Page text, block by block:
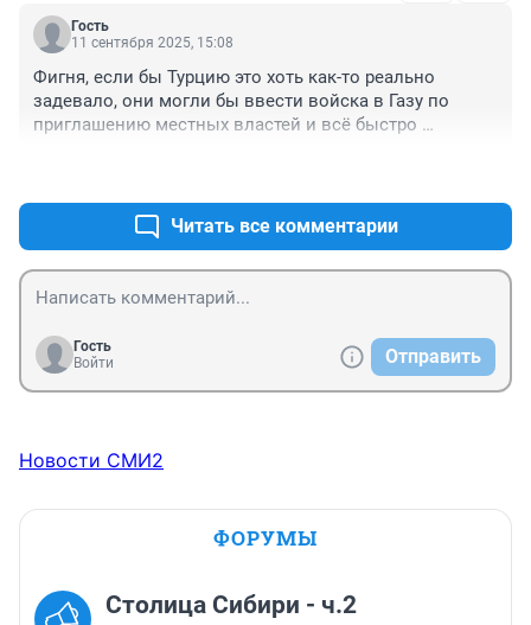
Гость
11 сентября 2025, 15:08
Фигня, если бы Турцию это хоть как-то реально
задевало, они могли бы ввести войска в Газу по
приглашению местных властей и всё быстро
Читать все комментарии
Гость
Войти
Отправить
Новости СМИ2
ФОРУМЫ
Столица Сибири - ч.2